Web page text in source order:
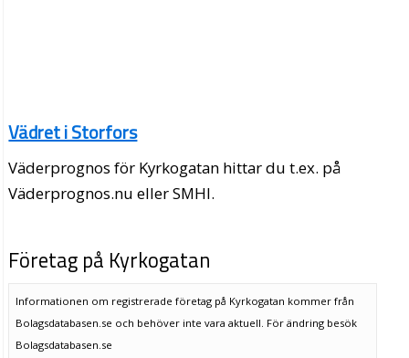
Vädret i Storfors
Väderprognos för Kyrkogatan hittar du t.ex. på
Väderprognos.nu eller SMHI.
Företag på Kyrkogatan
Informationen om registrerade företag på Kyrkogatan kommer från
Bolagsdatabasen.se och behöver inte vara aktuell. För ändring besök
Bolagsdatabasen.se